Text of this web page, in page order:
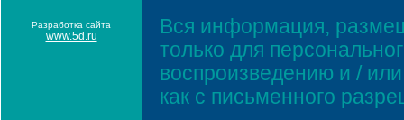
Разработка сайта
www.5d.ru
Вся информация,
только для
воспроизведению и /
как с письменного